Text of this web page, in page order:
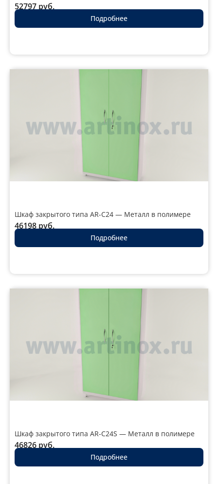
52797 руб.
Подробнее
Шкаф закрытого типа AR-C24 — Металл в полимере
46198 руб.
Подробнее
Шкаф закрытого типа AR-C24S — Металл в полимере
46826 руб.
Подробнее